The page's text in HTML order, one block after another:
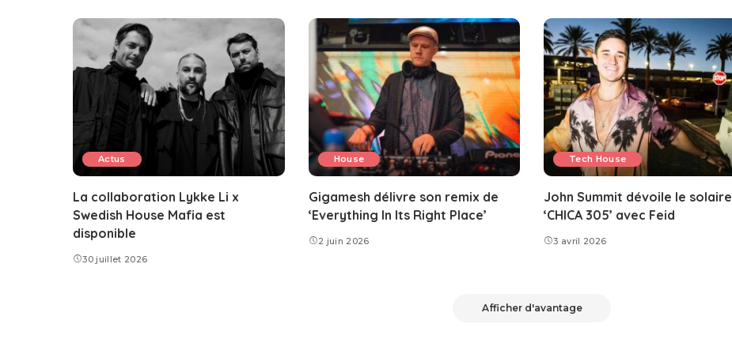
Actus
La collaboration Lykke Li x
Swedish House Mafia est
disponible
30 juillet 2026
House
Gigamesh délivre son remix de
‘Everything In Its Right Place’
2 juin 2026
Tech House
John Summit dévoile le solaire
‘CHICA 305’ avec Feid
3 avril 2026
Afficher d'avantage